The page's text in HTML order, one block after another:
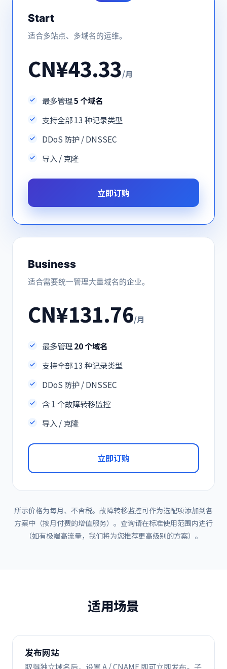
Start
适合多站点、多域名的运维。
CN¥43.33/月
最多管理5 个域名
支持全部 13 种记录类型
DDoS 防护 / DNSSEC
导入 / 克隆
立即订购
Business
适合需要统一管理大量域名的企业。
CN¥131.76/月
最多管理20 个域名
支持全部 13 种记录类型
DDoS 防护 / DNSSEC
含 1 个故障转移监控
导入 / 克隆
立即订购
所示价格为每月、不含税。故障转移监控可作为选配项添加到各
方案中（按月付费的增值服务）。查询请在标准使用范围内进行
（如有极端高流量，我们将为您推荐更高级别的方案）。
适用场景
发布网站
取得独立域名后，设置 A / CNAME 即可立即发布。子